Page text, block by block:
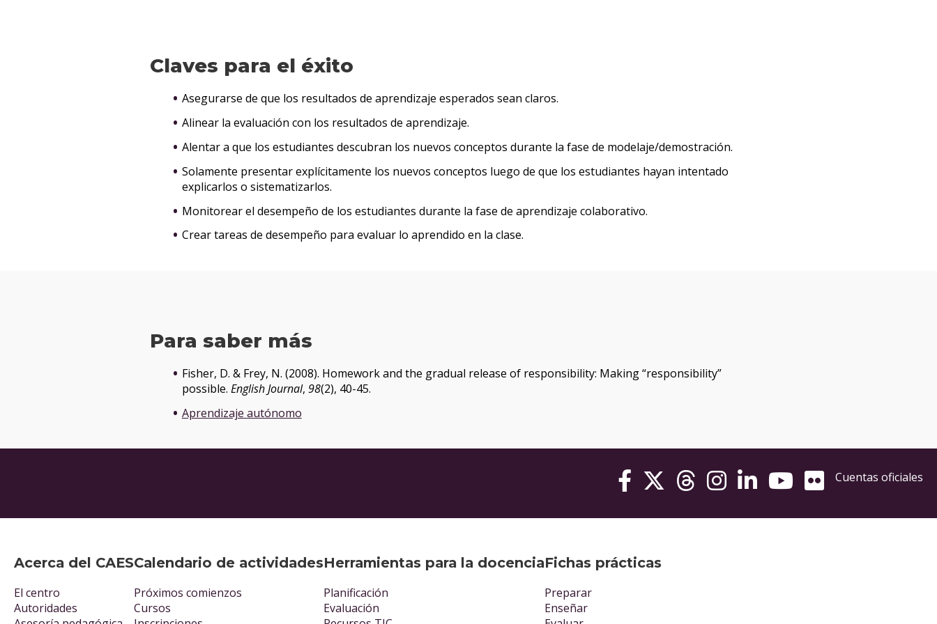
Claves para el éxito
Asegurarse de que los resultados de aprendizaje esperados sean claros.
Alinear la evaluación con los resultados de aprendizaje.
Alentar a que los estudiantes descubran los nuevos conceptos durante la fase de modelaje/demostración.
Solamente presentar explícitamente los nuevos conceptos luego de que los estudiantes hayan intentado
explicarlos o sistematizarlos.
Monitorear el desempeño de los estudiantes durante la fase de aprendizaje colaborativo.
Crear tareas de desempeño para evaluar lo aprendido en la clase.
Para saber más
Fisher, D. & Frey, N. (2008). Homework and the gradual release of responsibility: Making “responsibility”
possible. English Journal, 98(2), 40-45.
Aprendizaje autónomo
Acerca del CAES
El centro
Autoridades
Calendario de actividades
Próximos comienzos
Cursos
Herramientas para la docencia
Planificación
Evaluación
Fichas prácticas
Preparar
Enseñar
Cuentas oficiales